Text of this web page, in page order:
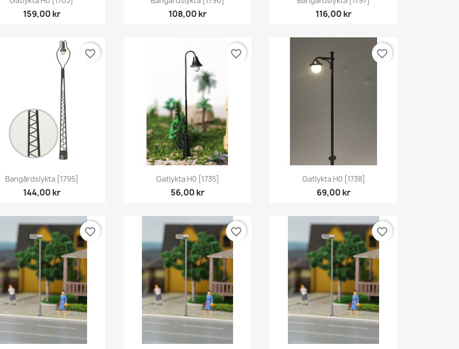
159,00 kr 108,00 kr 116,00 kr
Snabbvy
Bangårdslykta [1795]
144,00 kr
favorite_border
Snabbvy
Gatlykta H0 [1735]
56,00 kr
favorite_border
Snabbvy
Gatlykta H0 [1738]
69,00 kr
favorite_border
favorite_border favorite_border favorite_border